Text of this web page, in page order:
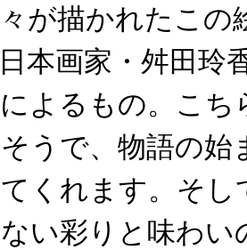
が描かれたこの
本画家・舛田玲
よるもの。こち
うで、物語の始
くれます。そ
い彩りと味わい